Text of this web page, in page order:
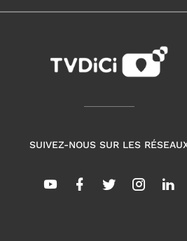
SUIVEZ-NOUS SUR LES